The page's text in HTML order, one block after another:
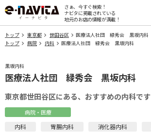
さぁ、今すぐ検索！
ナビタに掲載されている
地元のお店の情報が満載！
トップ 東京都 世田谷区
医療法人社団 緑秀会 黒坂内科
トップ
病院 内科 医療法人社団 緑秀会 黒坂内科
黒坂内科
医療法人社団 緑秀会 黒坂内科
東京都世田谷区にある、おすすめの内科です
病院・医療
内科 胃腸内科 消化器内科